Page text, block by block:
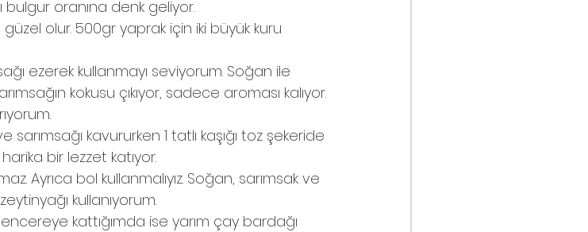
bulgur oranına denk geliyor.
olur. 500gr yaprak için iki büyük kuru
ezerek kullanmayı seviyorum. Soğan ile
kokusu çıkıyor, sadece aroması kalıyor.
kavururken 1 tatlı kaşığı toz şekeride
bir lezzet katıyor.
Ayrıca bol kullanmalıyız. Soğan, sarımsak ve
kullanıyorum.
kattığımda ise yarım çay bardağı